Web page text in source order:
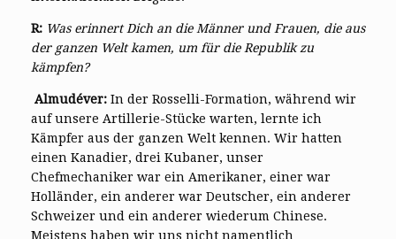
R: Was erinnert Dich an die Männer und Frauen, die aus
der ganzen Welt kamen, um für die Republik zu
kämpfen?
Almudéver: In der Rosselli-Formation, während wir
auf unsere Artillerie-Stücke warten, lernte ich
Kämpfer aus der ganzen Welt kennen. Wir hatten
einen Kanadier, drei Kubaner, unser
Chefmechaniker war ein Amerikaner, einer war
Holländer, ein anderer war Deutscher, ein anderer
Schweizer und ein anderer wiederum Chinese.
Meistens haben wir uns nicht namentlich